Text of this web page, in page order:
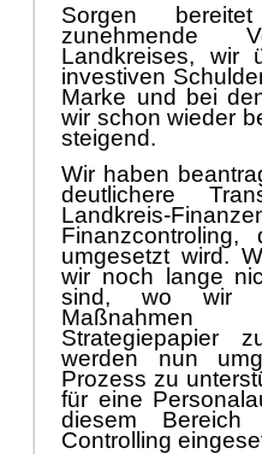
Sorgen
zunehmende
Landkreises, wir
investiven
Marke und bei
wir schon wieder
steigend.
Wir haben
deutlichere
Landkreis-
umgesetzt wird.
wir noch lange
sind, wo wir
Maßnahmen
Strategiepapier
werden nun
Prozess zu
für eine
diesem Bereich
Controlling